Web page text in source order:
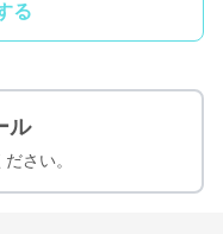
る
ル
さい。